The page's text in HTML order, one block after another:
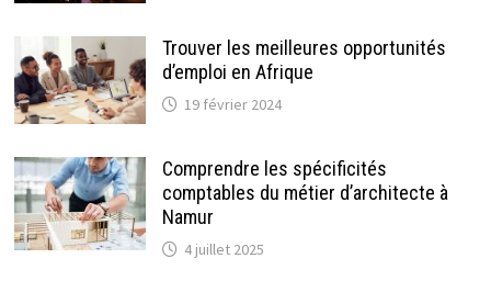
Trouver les meilleures opportunités
d’emploi en Afrique
19 février 2024
Comprendre les spécificités
comptables du métier d’architecte à
Namur
4 juillet 2025